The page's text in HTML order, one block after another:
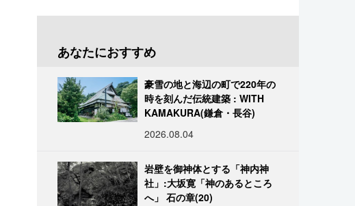
あなたにおすすめ
豪雪の地と海辺の町で220年の
時を刻んだ伝統建築 : WITH
KAMAKURA(鎌倉・長谷)
2026.08.04
岩壁を御神体とする「神内神
社」:大坂寛「神のあるところ
へ」 石の章(20)